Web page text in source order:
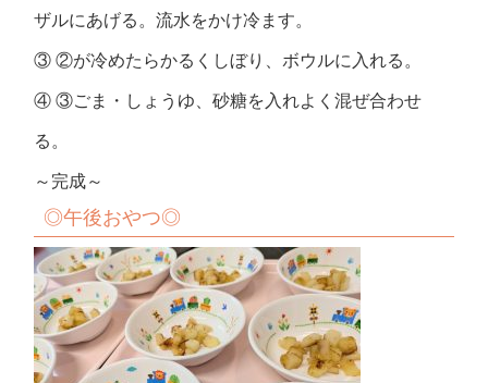
ザルにあげる。流水をかけ冷ます。
③ ②が冷めたらかるくしぼり、ボウルに入れる。
④ ③ごま・しょうゆ、砂糖を入れよく混ぜ合わせ
る。
～完成～
◎午後おやつ◎